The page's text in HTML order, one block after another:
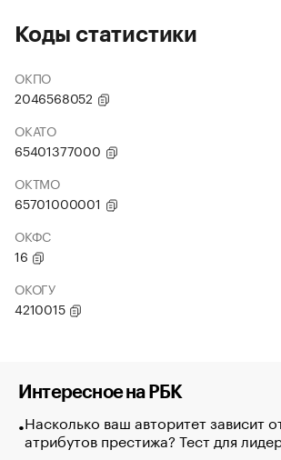
Коды статистики
ОКПО
2046568052
ОКАТО
65401377000
ОКТМО
65701000001
ОКФС
16
ОКОГУ
4210015
Интересное на РБК
Насколько ваш авторитет зависит
атрибутов престижа? Тест для